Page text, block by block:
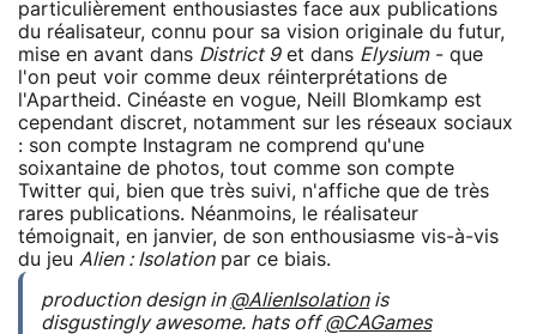
particulièrement enthousiastes face aux publications
du réalisateur, connu pour sa vision originale du futur,
mise en avant dans District 9et dans Elysium- que
l'on peut voir comme deux réinterprétations de
l'Apartheid. Cinéaste en vogue, Neill Blomkamp est
cependant discret, notamment sur les réseaux sociaux
: son compte Instagram ne comprend qu'une
soixantaine de photos, tout comme son compte
Twitter qui, bien que très suivi, n'affiche que de très
rares publications. Néanmoins, le réalisateur
témoignait, en janvier, de son enthousiasme vis-à-vis
du jeu Alien : Isolationpar ce biais.
production design in @AlienIsolationis
disgustingly awesome. hats off@CAGames